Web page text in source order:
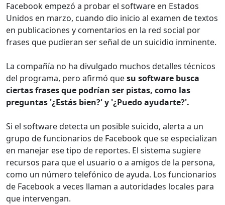
Facebook empezó a probar el software en Estados
Unidos en marzo, cuando dio inicio al examen de textos
en publicaciones y comentarios en la red social por
frases que pudieran ser señal de un suicidio inminente.
La compañía no ha divulgado muchos detalles técnicos
del programa, pero afirmó quesu software busca
ciertas frases que podrían ser pistas, como las
preguntas '¿Estás bien?' y '¿Puedo ayudarte?'.
Si el software detecta un posible suicido, alerta a un
grupo de funcionarios de Facebook que se especializan
en manejar ese tipo de reportes. El sistema sugiere
recursos para que el usuario o a amigos de la persona,
como un número telefónico de ayuda. Los funcionarios
de Facebook a veces llaman a autoridades locales para
que intervengan.